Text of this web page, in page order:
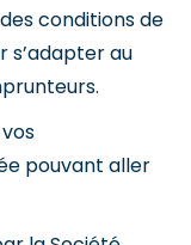
conditions de
s’adapter au
pouvant aller